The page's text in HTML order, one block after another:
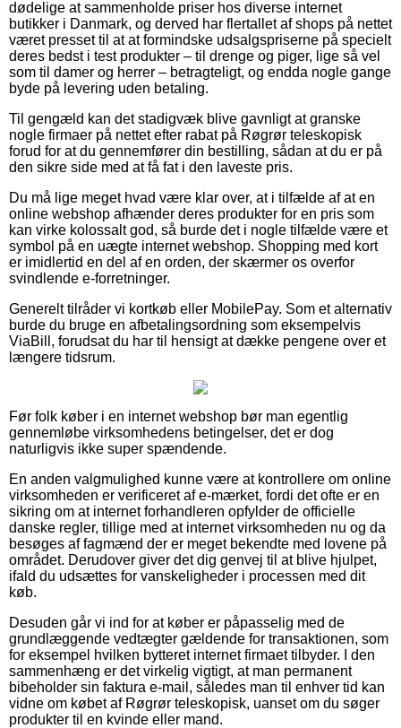
dødelige at sammenholde priser hos diverse internet
butikker i Danmark, og derved har flertallet af shops på nettet
været presset til at at formindske udsalgspriserne på specielt
deres bedst i test produkter – til drenge og piger, lige så vel
som til damer og herrer – betragteligt, og endda nogle gange
byde på levering uden betaling.
Til gengæld kan det stadigvæk blive gavnligt at granske
nogle firmaer på nettet efter rabat på Røgrør teleskopisk
forud for at du gennemfører din bestilling, sådan at du er på
den sikre side med at få fat i den laveste pris.
Du må lige meget hvad være klar over, at i tilfælde af at en
online webshop afhænder deres produkter for en pris som
kan virke kolossalt god, så burde det i nogle tilfælde være et
symbol på en uægte internet webshop. Shopping med kort
er imidlertid en del af en orden, der skærmer os overfor
svindlende e-forretninger.
Generelt tilråder vi kortkøb eller MobilePay. Som et alternativ
burde du bruge en afbetalingsordning som eksempelvis
ViaBill, forudsat du har til hensigt at dække pengene over et
længere tidsrum.
Før folk køber i en internet webshop bør man egentlig
gennemløbe virksomhedens betingelser, det er dog
naturligvis ikke super spændende.
En anden valgmulighed kunne være at kontrollere om online
virksomheden er verificeret af e-mærket, fordi det ofte er en
sikring om at internet forhandleren opfylder de officielle
danske regler, tillige med at internet virksomheden nu og da
besøges af fagmænd der er meget bekendte med lovene på
området. Derudover giver det dig genvej til at blive hjulpet,
ifald du udsættes for vanskeligheder i processen med dit
køb.
Desuden går vi ind for at køber er påpasselig med de
grundlæggende vedtægter gældende for transaktionen, som
for eksempel hvilken bytteret internet firmaet tilbyder. I den
sammenhæng er det virkelig vigtigt, at man permanent
bibeholder sin faktura e-mail, således man til enhver tid kan
vidne om købet af Røgrør teleskopisk, uanset om du søger
produkter til en kvinde eller mand.